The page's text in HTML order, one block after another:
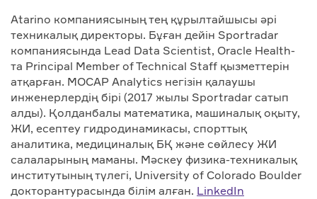
Atarino компаниясының тең құрылтайшысы әрі
техникалық директоры. Бұған дейін Sportradar
компаниясында Lead Data Scientist, Oracle Health-
та Principal Member of Technical Staff қызметтерін
атқарған. MOCAP Analytics негізін қалаушы
инженерлердің бірі (2017 жылы Sportradar сатып
алды). Қолданбалы математика, машиналық оқыту,
ЖИ, есептеу гидродинамикасы, спорттық
аналитика, медициналық БҚ және сөйлесу ЖИ
салаларының маманы. Мәскеу физика-техникалық
институтының түлегі, University of Colorado Boulder
докторантурасында білім алған. LinkedIn